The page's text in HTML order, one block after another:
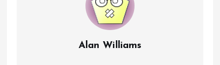
Alan Williams